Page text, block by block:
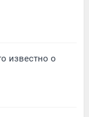
известно о